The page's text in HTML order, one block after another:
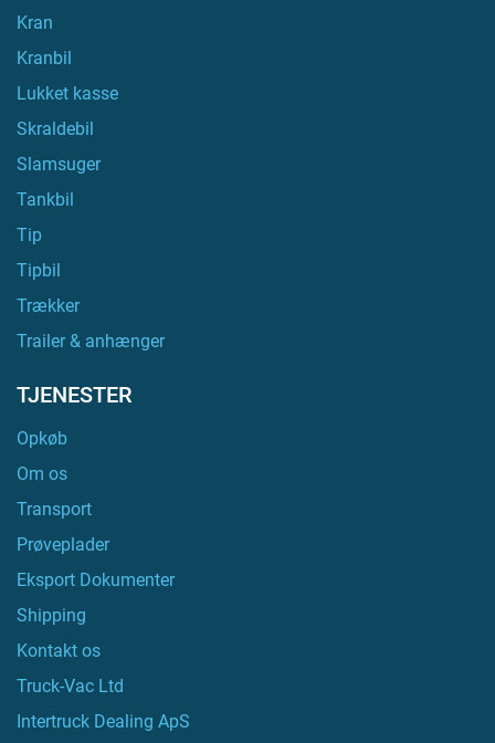
Kran
Kranbil
Lukket kasse
Skraldebil
Slamsuger
Tankbil
Tip
Tipbil
Trækker
Trailer & anhænger
TJENESTER
Opkøb
Om os
Transport
Prøveplader
Eksport Dokumenter
Shipping
Kontakt os
Truck-Vac Ltd
Intertruck Dealing ApS